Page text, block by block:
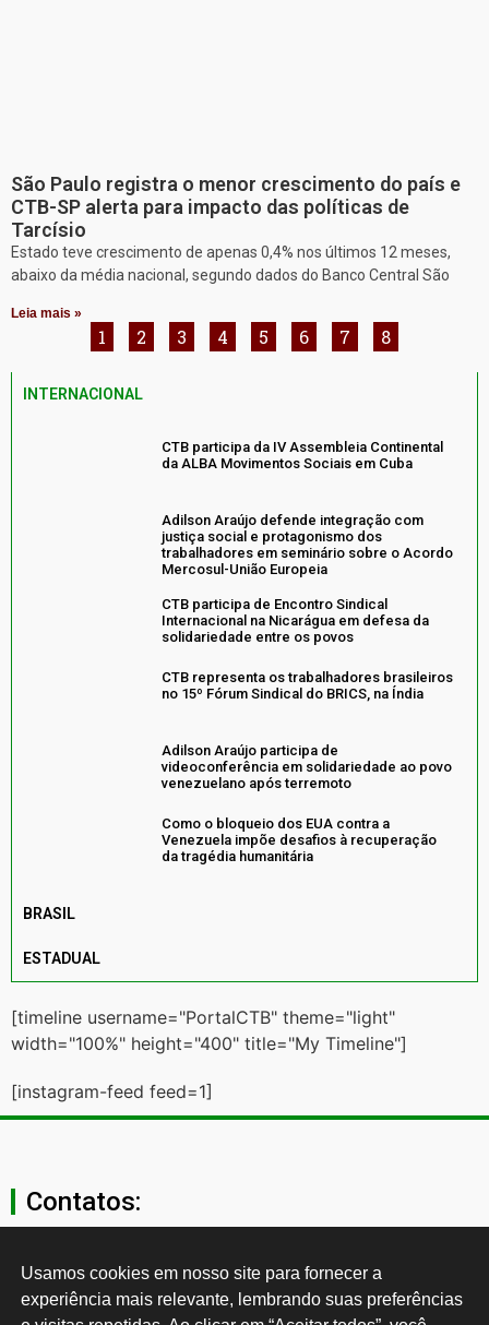
São Paulo registra o menor crescimento do país e
CTB-SP alerta para impacto das políticas de
Tarcísio
Estado teve crescimento de apenas 0,4% nos últimos 12 meses,
abaixo da média nacional, segundo dados do Banco Central São
Leia mais »
1 2 3 4 5 6 7 8
INTERNACIONAL
CTB participa da IV Assembleia Continental
da ALBA Movimentos Sociais em Cuba
Adilson Araújo defende integração com
justiça social e protagonismo dos
trabalhadores em seminário sobre o Acordo
Mercosul-União Europeia
CTB participa de Encontro Sindical
Internacional na Nicarágua em defesa da
solidariedade entre os povos
CTB representa os trabalhadores brasileiros
no 15º Fórum Sindical do BRICS, na Índia
Adilson Araújo participa de
videoconferência em solidariedade ao povo
venezuelano após terremoto
Como o bloqueio dos EUA contra a
Venezuela impõe desafios à recuperação
da tragédia humanitária
BRASIL
ESTADUAL
[timeline username="PortalCTB" theme="light"
width="100%" height="400" title="My Timeline"]
[instagram-feed feed=1]
Contatos:
secgeral@ctb.org.br
11 3874-0040
Usamos cookies em nosso site para fornecer a
experiência mais relevante, lembrando suas preferências